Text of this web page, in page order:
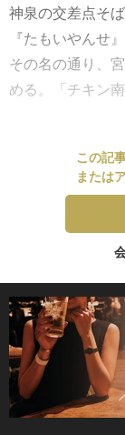
神泉の交差点そ
『たもいやんせ
その名の通り、
める。「チキン
この記
または